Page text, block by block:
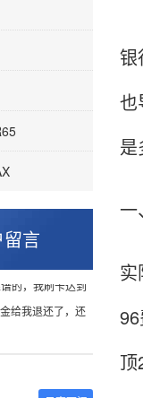
言
卡有问题都可以
银
也
是
一